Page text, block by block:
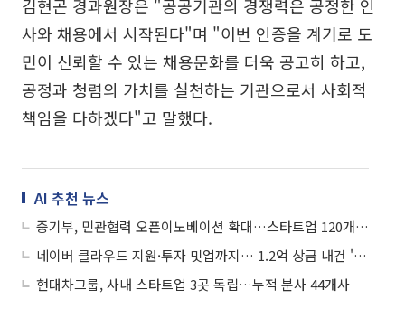
김현곤 경과원장은 "공공기관의 경쟁력은 공정한 인
사와 채용에서 시작된다"며 "이번 인증을 계기로 도
민이 신뢰할 수 있는 채용문화를 더욱 공고히 하고,
공정과 청렴의 가치를 실천하는 기관으로서 사회적
책임을 다하겠다"고 말했다.
AI 추천 뉴스
중기부, 민관협력 오픈이노베이션 확대…스타트업 120개사 지원
네이버 클라우드 지원·투자 밋업까지… 1.2억 상금 내건 '2026 서울 유니콘 챌린지' 열린다
현대차그룹, 사내 스타트업 3곳 독립…누적 분사 44개사